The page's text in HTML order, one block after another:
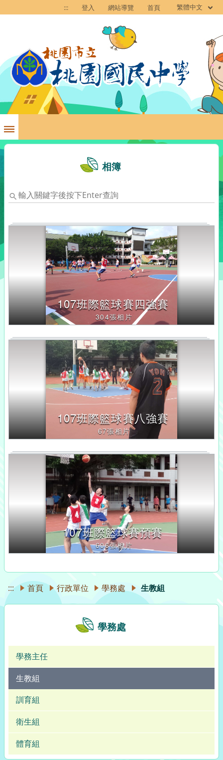
::: 登入 網站導覽 首頁 繁體中文
相簿
輸
入
鍵
Enter
查
詢，
下
內
107班際籃球賽四強賽
304張相片
107班際籃球賽八強賽
67張相片
107班際籃球賽預賽
606張相片
::: 首頁 行政單位 學務處 生教組
學務處
學務主任
生教組
訓育組
衛生組
體育組